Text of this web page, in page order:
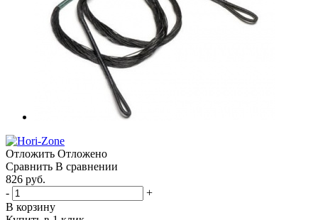
Отложить Отложено
Сравнить В сравнении
826 руб.
-
+
В корзину